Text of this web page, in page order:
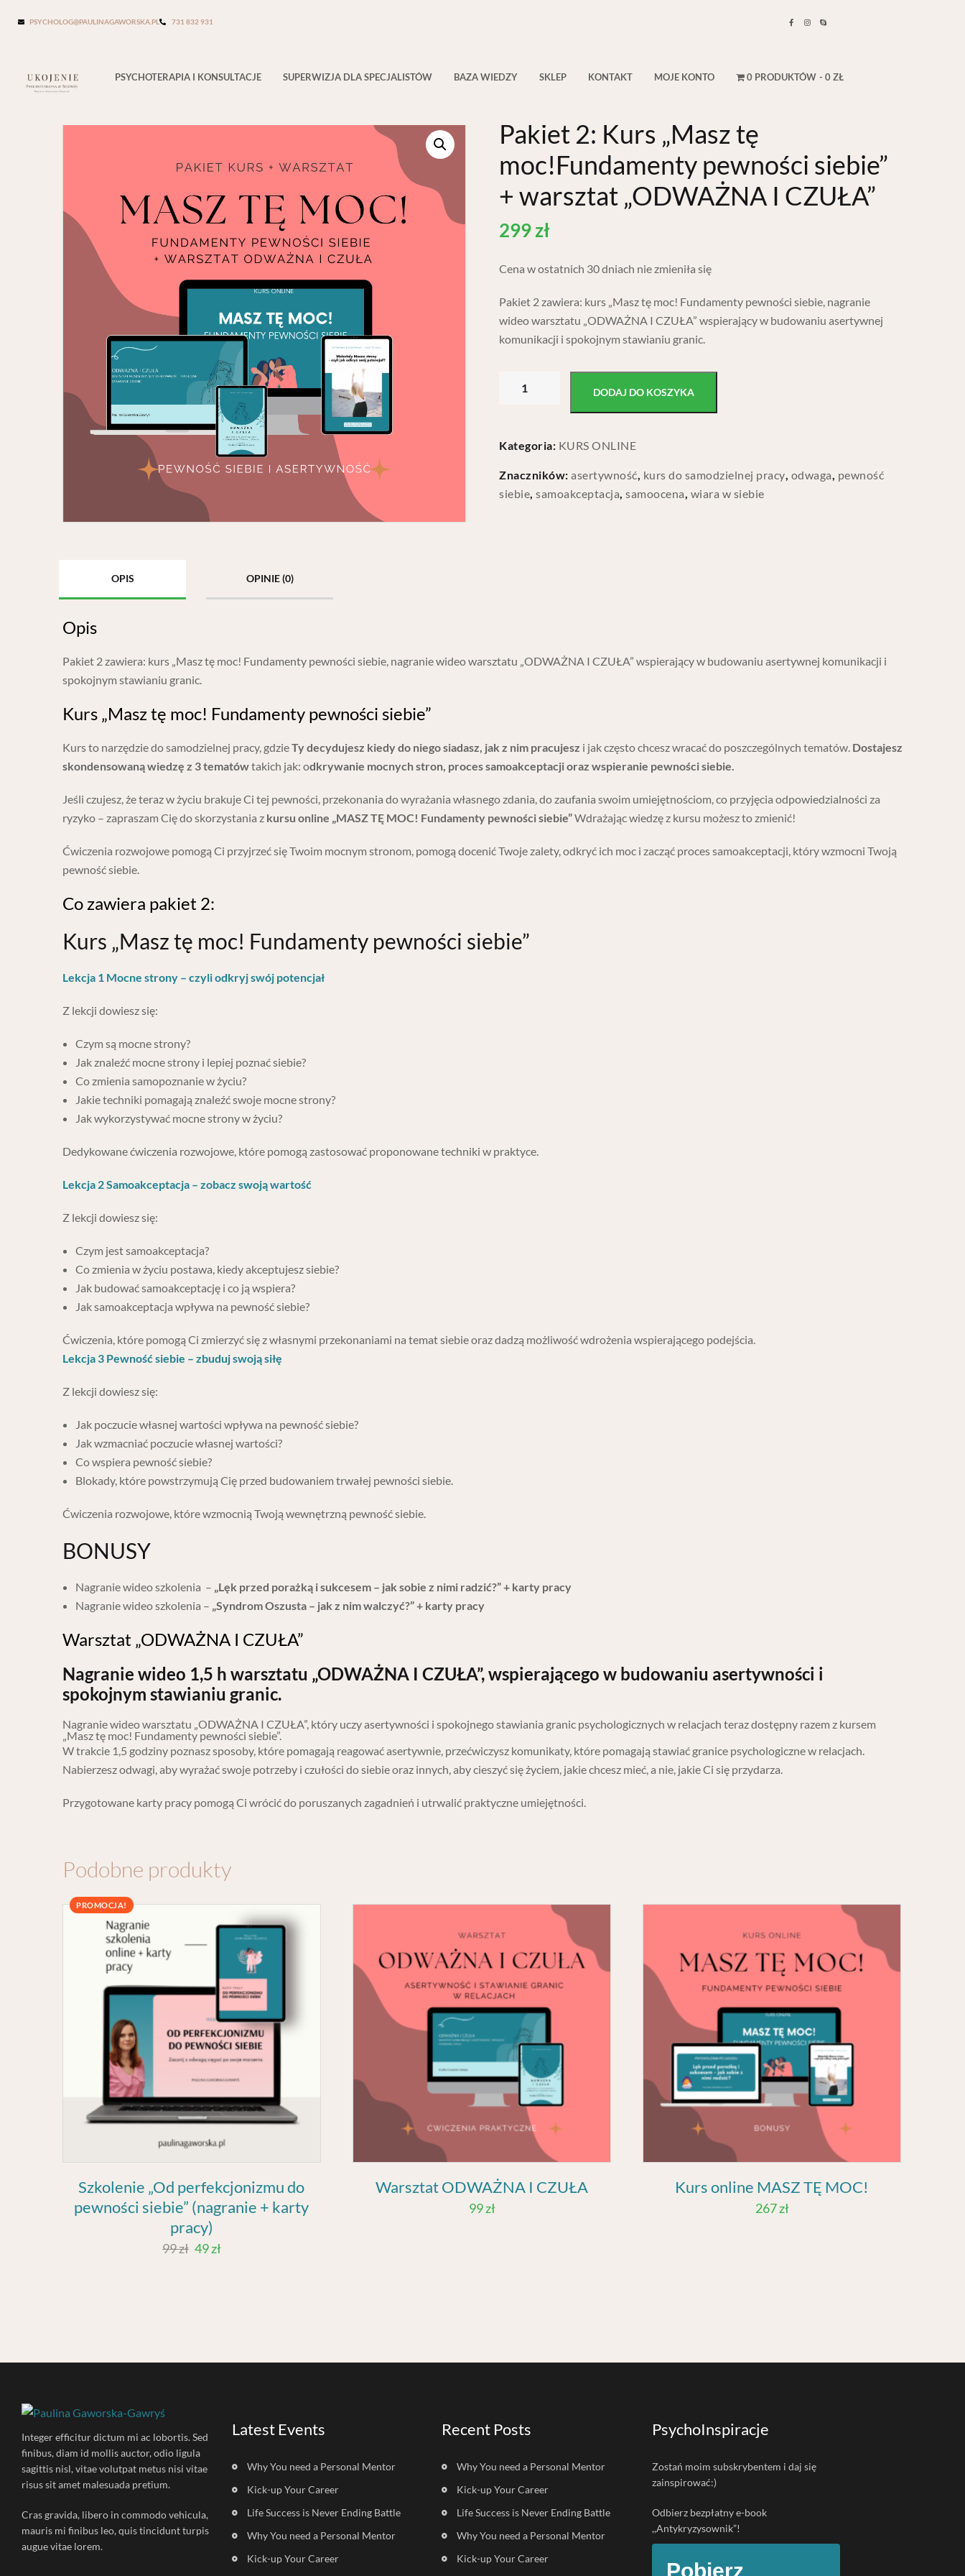
PSYCHOLOG@PAULINAGAWORSKA.PL 731 832 931
PSYCHOTERAPIA I KONSULTACJE SUPERWIZJA DLA SPECJALISTÓW BAZA WIEDZY SKLEP KONTAKT MOJE KONTO 0 PRODUKTÓW 0 ZŁ
Single Product PAKIET 2: KURS „MASZ TĘ MOC!FUNDAMENTY PEWNOŚCI SIEBIE” + WARSZTAT „ODWAŻNA I CZUŁA”
Pakiet 2: Kurs „Masz tę
moc!Fundamenty pewności siebie”
+ warsztat „ODWAŻNA I CZUŁA”
299zł
Cena w ostatnich 30 dniach nie zmieniła się
Pakiet 2 zawiera: kurs „Masz tę moc! Fundamenty pewności siebie, nagranie
wideo warsztatu „ODWAŻNA I CZUŁA” wspierający w budowaniu asertywnej
komunikacji i spokojnym stawianiu granic.
DODAJ DO KOSZYKA
Kategoria: KURS ONLINE
Znaczników:asertywność, kurs do samodzielnej pracy, odwaga, pewność
siebie,samoakceptacja,samoocena, wiara w siebie
OPIS OPINIE (0)
Opis
Pakiet 2 zawiera: kurs „Masz tę moc! Fundamenty pewności siebie, nagranie wideo warsztatu „ODWAŻNA I CZUŁA” wspierający w budowaniu asertywnej komunikacji i
spokojnym stawianiu granic.
Kurs „Masz tę moc! Fundamenty pewności siebie”
Kurs to narzędzie do samodzielnej pracy, gdzieTy decydujesz kiedy do niego siadasz, jak z nim pracujesz i jak często chcesz wracać do poszczególnych tematów. Dostajesz
skondensowaną wiedzę z 3 tematówtakich jak: odkrywanie mocnych stron, proces samoakceptacji oraz wspieranie pewności siebie.
Jeśli czujesz, że teraz w życiu brakuje Ci tej pewności, przekonania do wyrażania własnego zdania, do zaufania swoim umiejętnościom, co przyjęcia odpowiedzialności za
ryzyko – zapraszam Cię do skorzystania z kursu online „MASZ TĘ MOC! Fundamenty pewności siebie”Wdrażając wiedzę z kursu możesz to zmienić!
Ćwiczenia rozwojowe pomogą Ci przyjrzeć się Twoim mocnym stronom, pomogą docenić Twoje zalety, odkryć ich moc i zacząć proces samoakceptacji, który wzmocni Twoją
pewność siebie.
Co zawiera pakiet 2:
Kurs „Masz tę moc! Fundamenty pewności siebie”
Lekcja 1 Mocne strony – czyli odkryj swój potencjał
Z lekcji dowiesz się:
Czym są mocne strony?
Jak znaleźć mocne strony i lepiej poznać siebie?
Co zmienia samopoznanie w życiu?
Jakie techniki pomagają znaleźć swoje mocne strony?
Jak wykorzystywać mocne strony w życiu?
Dedykowane ćwiczenia rozwojowe, które pomogą zastosować proponowane techniki w praktyce.
Lekcja 2 Samoakceptacja – zobacz swoją wartość
Z lekcji dowiesz się:
Czym jest samoakceptacja?
Co zmienia w życiu postawa, kiedy akceptujesz siebie?
Jak budować samoakceptację i co ją wspiera?
Jak samoakceptacja wpływa na pewność siebie?
Ćwiczenia, które pomogą Ci zmierzyć się z własnymi przekonaniami na temat siebie oraz dadzą możliwość wdrożenia wspierającego podejścia.
Lekcja 3 Pewność siebie – zbuduj swoją siłę
Z lekcji dowiesz się:
Jak poczucie własnej wartości wpływa na pewność siebie?
Jak wzmacniać poczucie własnej wartości?
Co wspiera pewność siebie?
Blokady, które powstrzymują Cię przed budowaniem trwałej pewności siebie.
Ćwiczenia rozwojowe, które wzmocnią Twoją wewnętrzną pewność siebie.
BONUSY
Nagranie wideo szkolenia – „Lęk przed porażką i sukcesem – jak sobie z nimi radzić?” + karty pracy
Nagranie wideo szkolenia – „Syndrom Oszusta – jak z nim walczyć?” + karty pracy
Warsztat „ODWAŻNA I CZUŁA”
Nagranie wideo 1,5 h warsztatu „ODWAŻNA I CZUŁA”, wspierającego w budowaniu asertywności i
spokojnym stawianiu granic.
Nagranie wideo warsztatu „ODWAŻNA I CZUŁA”, który uczy asertywności i spokojnego stawiania granic psychologicznych w relacjach teraz dostępny razem z kursem
„Masz tę moc! Fundamenty pewności siebie”.
W trakcie 1,5 godziny poznasz sposoby, które pomagają reagować asertywnie, przećwiczysz komunikaty, które pomagają stawiać granice psychologiczne w relacjach.
Nabierzesz odwagi, aby wyrażać swoje potrzeby i czułości do siebie oraz innych, aby cieszyć się życiem, jakie chcesz mieć, a nie, jakie Ci się przydarza.
Przygotowane karty pracy pomogą Ci wrócić do poruszanych zagadnień i utrwalić praktyczne umiejętności.
Podobne produkty
PROMOCJA!
Szkolenie „Od perfekcjonizmu do
pewności siebie” (nagranie + karty
pracy)
99zł 49zł
Warsztat ODWAŻNA I CZUŁA
99zł
Kurs online MASZ TĘ MOC!
267zł
Integer efficitur dictum mi ac lobortis. Sed
finibus, diam id mollis auctor, odio ligula
sagittis nisl, vitae volutpat metus nisi vitae
risus sit amet malesuada pretium.
Cras gravida, libero in commodo vehicula,
mauris mi finibus leo, quis tincidunt turpis
augue vitae lorem.
Latest Events
Why You need a Personal Mentor
Kick-up Your Career
Life Success is Never Ending Battle
Why You need a Personal Mentor
Kick-up Your Career
Recent Posts
Why You need a Personal Mentor
Kick-up Your Career
Life Success is Never Ending Battle
Why You need a Personal Mentor
Kick-up Your Career
PsychoInspiracje
Zostań moim subskrybentem i daj się
zainspirować:)
Odbierz bezpłatny e-book
,,Antykryzysownik”!
Pobierz